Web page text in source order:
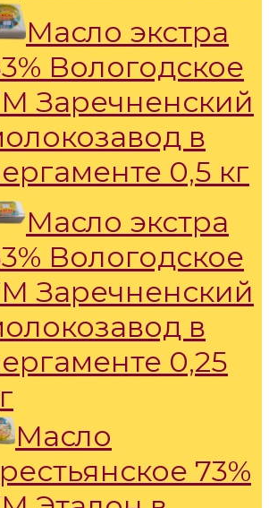
Масло экстра
Вологодское
Заречненский
в
0,5 кг
Масло экстра
Вологодское
Заречненский
в
0,25
Масло
73%